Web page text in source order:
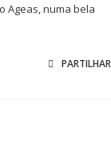
Ageas, numa bela
PARTILHAR